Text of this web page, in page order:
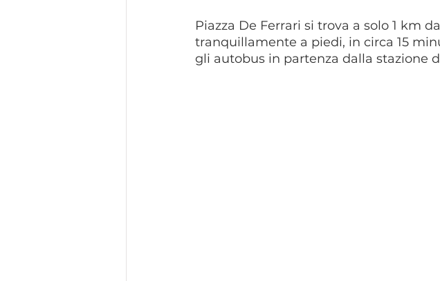
Piazza De Ferrari si trova a solo 1 km
tranquillamente a piedi, in circa 15
gli autobus in partenza dalla stazione